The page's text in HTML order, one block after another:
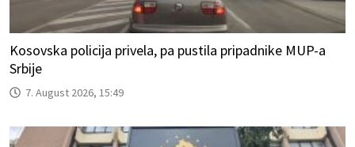
Kosovska policija privela, pa pustila pripadnike MUP-a
Srbije
7. August 2026, 15:49